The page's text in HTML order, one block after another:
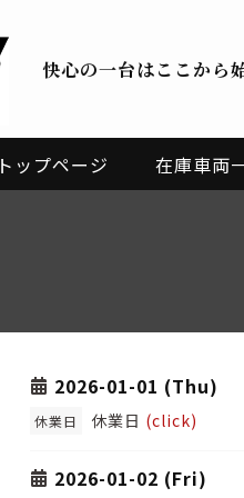
快心の一台はここから
トップページ 在庫車両
2026-01-01 (Thu)
休業日 休業日 (click)
2026-01-02 (Fri)